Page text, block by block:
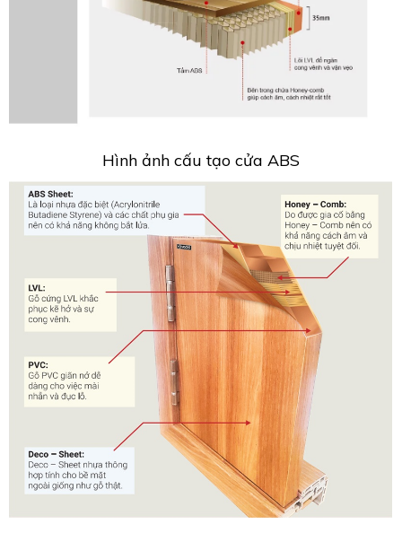
Hình ảnh cấu tạo cửa ABS
ĐĂNG KÝ HỢP TÁC
HOÀN THÀNH